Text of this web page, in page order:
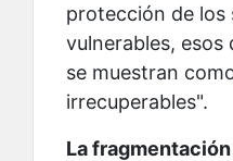
protección de los
vulnerables, esos
se muestran
irrecuperables".
La